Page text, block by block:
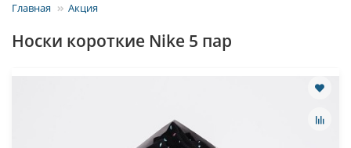
Главная Акция
Носки короткие Nike 5 пар